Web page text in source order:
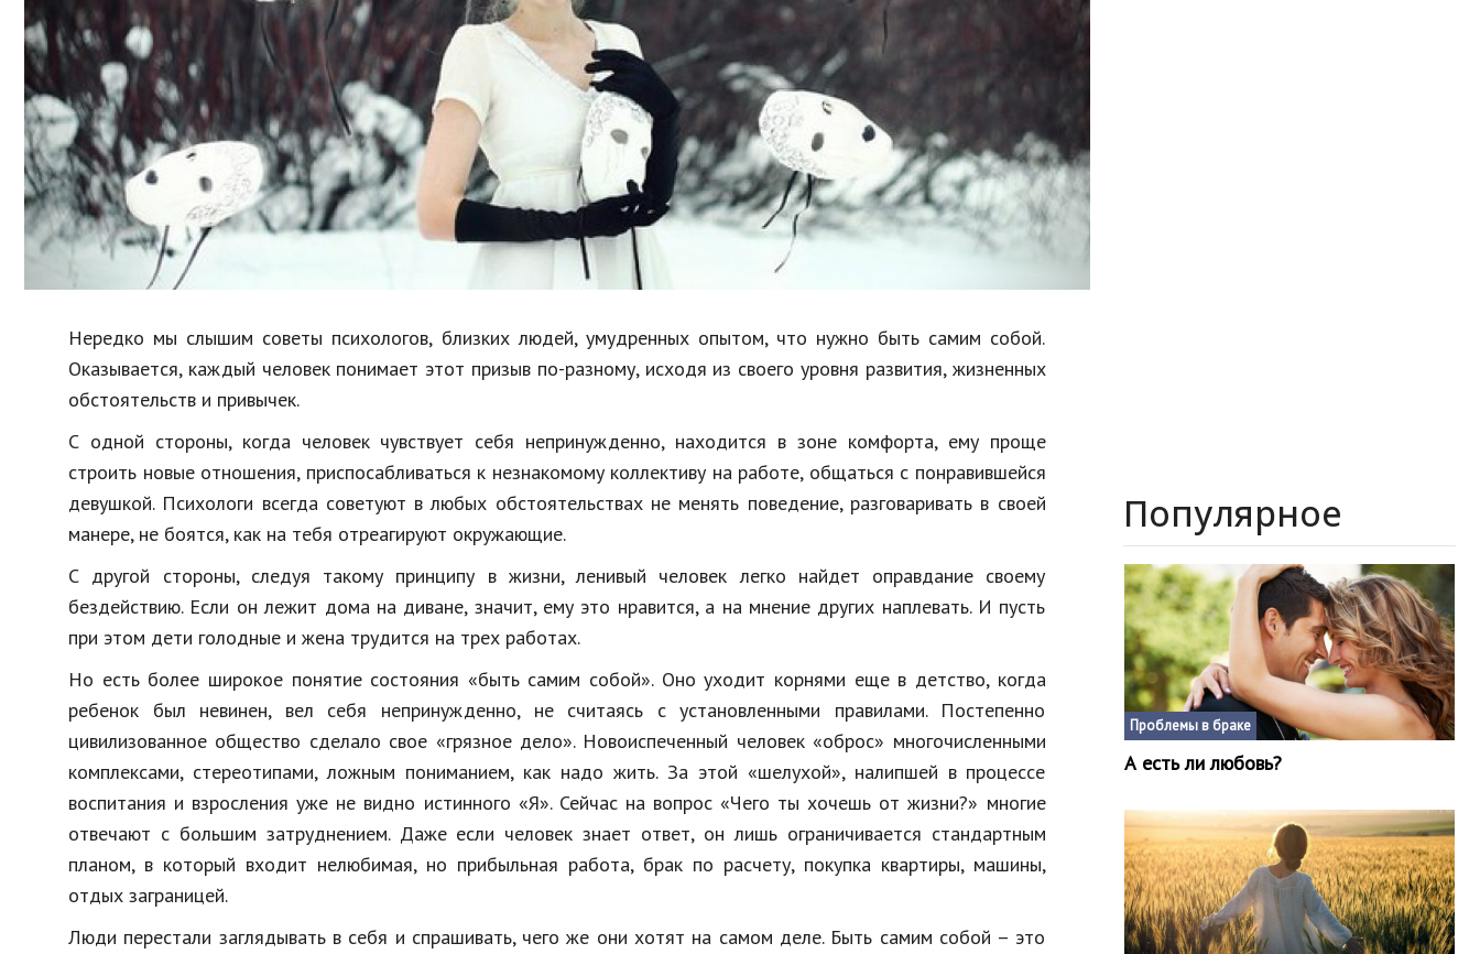
Образование
В мире
Культура
Авто, мото
Спорт
Знаменитости
Недвижимость
Спорт и фитнес
Психология и отношения
Творчество и рукоделие
Разное
Работа и бизнес
Животные
Еда и напитки
Праздники и подарки
Мода и стиль
Хобби и развлечения
Финансы
Юриспруденция
Природа
Образование
Наука и технологии
Нередко мы слышим советы психологов, близких людей, умудренных опытом, что нужно быть самим собой.
Оказывается, каждый человек понимает этот призыв по-разному, исходя из своего уровня развития, жизненных
обстоятельств и привычек.
С одной стороны, когда человек чувствует себя непринужденно, находится в зоне комфорта, ему проще
строить новые отношения, приспосабливаться к незнакомому коллективу на работе, общаться с понравившейся
девушкой. Психологи всегда советуют в любых обстоятельствах не менять поведение, разговаривать в своей
манере, не боятся, как на тебя отреагируют окружающие.
С другой стороны, следуя такому принципу в жизни, ленивый человек легко найдет оправдание своему
бездействию. Если он лежит дома на диване, значит, ему это нравится, а на мнение других наплевать. И пусть
при этом дети голодные и жена трудится на трех работах.
Но есть более широкое понятие состояния «быть самим собой». Оно уходит корнями еще в детство, когда
ребенок был невинен, вел себя непринужденно, не считаясь с установленными правилами. Постепенно
цивилизованное общество сделало свое «грязное дело». Новоиспеченный человек «оброс» многочисленными
комплексами, стереотипами, ложным пониманием, как надо жить. За этой «шелухой», налипшей в процессе
воспитания и взросления уже не видно истинного «Я». Сейчас на вопрос «Чего ты хочешь от жизни?» многие
отвечают с большим затруднением. Даже если человек знает ответ, он лишь ограничивается стандартным
планом, в который входит нелюбимая, но прибыльная работа, брак по расчету, покупка квартиры, машины,
отдых заграницей.
Люди перестали заглядывать в себя и спрашивать, чего же они хотят на самом деле. Быть самим собой – это
Популярное
Проблемы в браке
А есть ли любовь?